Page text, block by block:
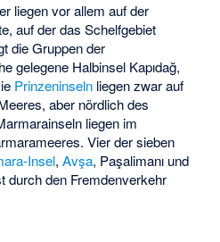
liegen vor allem auf der
auf der das Schelfgebiet
die Gruppen der
gelegene Halbinsel Kapıdağ,
Prinzeninseln liegen zwar auf
aber nördlich des
liegen im
Vier der sieben
Insel,Avşa, Paşalimanı und
durch den Fremdenverkehr